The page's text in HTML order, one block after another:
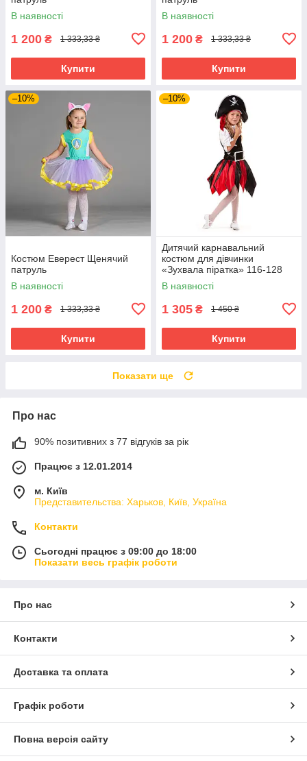
В наявності
1 200 ₴ 1 333,33 ₴
Купити
В наявності
1 200 ₴ 1 333,33 ₴
Купити
–10%
Костюм Еверест Щенячий
патруль
В наявності
1 200 ₴ 1 333,33 ₴
Купити
–10%
Дитячий карнавальний
костюм для дівчинки
«Зухвала піратка» 116-128
см, чорно-червоний
В наявності
1 305 ₴ 1 450 ₴
Купити
Показати ще
Про нас
90% позитивних з 77 відгуків за рік
Працює з 12.01.2014
м. Київ
Представительства: Харьков, Київ, Україна
Контакти
Сьогодні працює з 09:00 до 18:00
Показати весь графік роботи
Про нас
Контакти
Доставка та оплата
Графік роботи
Повна версія сайту